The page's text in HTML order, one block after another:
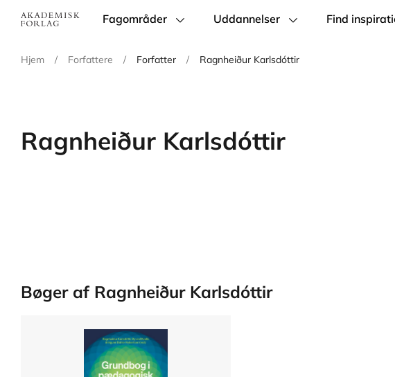
Main
Fagområder Uddannelser Find
Hjem / Forfattere / Forfatter / Ragnheiður Karlsdóttir
Ragnheiður Karlsdóttir
Bøger af Ragnheiður Karlsdóttir